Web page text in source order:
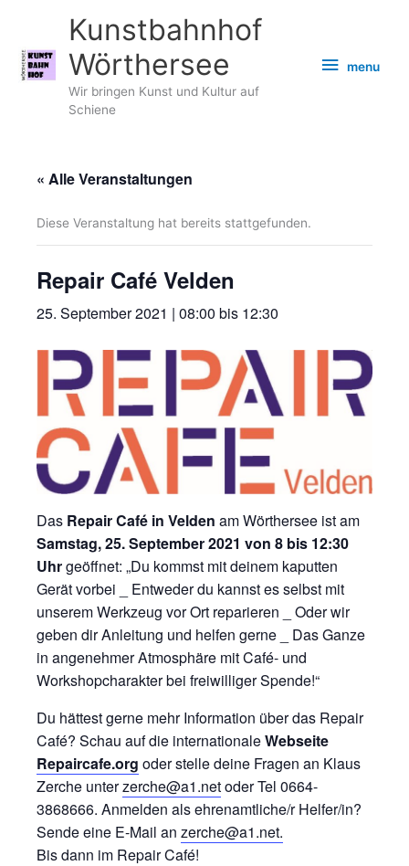
springen
Kunstbahnhof
Wörthersee
Wir bringen Kunst und Kultur auf
Schiene
menu
menu
« Alle Veranstaltungen
Diese Veranstaltung hat bereits stattgefunden.
Repair Café Velden
25. September 2021 | 08:00 bis 12:30
Das Repair Café in Velden am Wörthersee ist am
Samstag, 25. September 2021 von 8 bis 12:30
Uhrgeöffnet: „Du kommst mit deinem kaputten
Gerät vorbei _ Entweder du kannst es selbst mit
unserem Werkzeug vor Ort reparieren _ Oder wir
geben dir Anleitung und helfen gerne _ Das Ganze
in angenehmer Atmosphäre mit Café- und
Workshopcharakter bei freiwilliger Spende!“
Du hättest gerne mehr Information über das Repair
Café? Schau auf die internationaleWebseite
Repaircafe.org oder stelle deine Fragen an Klaus
Zerche unterzerche@a1.netoder Tel 0664-
3868666. Anmelden als ehrenamtliche/r Helfer/in?
Sende eine E-Mail an zerche@a1.net.
Bis dann im Repair Café!